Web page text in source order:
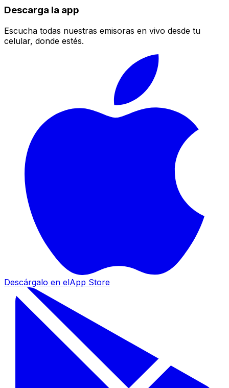
Descarga la app
Escucha todas nuestras emisoras en vivo desde tu
celular, donde estés.
Descárgalo en elApp Store